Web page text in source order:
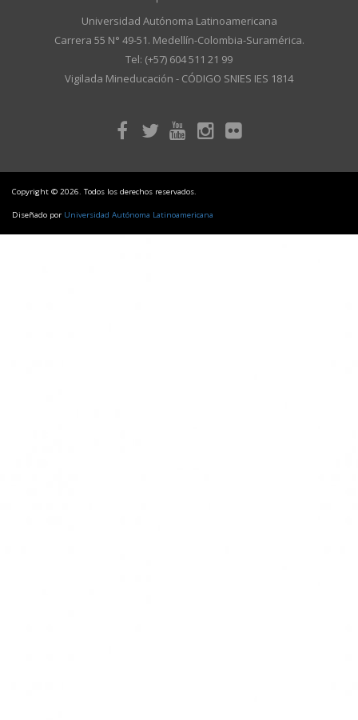
Universidad Autónoma Latinoamericana
Carrera 55 N° 49-51. Medellín-Colombia-Suramérica.
Tel: (+57) 604 511 21 99
Vigilada Mineducación - CÓDIGO SNIES IES 1814
Copyright © 2026. Todos los derechos reservados.
Diseñado por Universidad Autónoma Latinoamericana